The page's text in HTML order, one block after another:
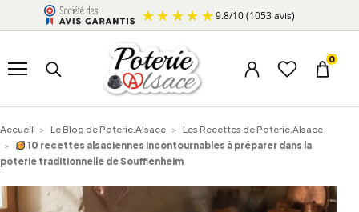
Aller au contenu 9.8/10(1053 avis)
Rechercher un produit
Menu du compte
Liste Panier
0
Accueil > Le Blog de Poterie.Alsace > Les Recettes de Poterie.Alsace
>
10 recettes alsaciennes incontournables à préparer dans la
poterie traditionnelle de Soufflenheim